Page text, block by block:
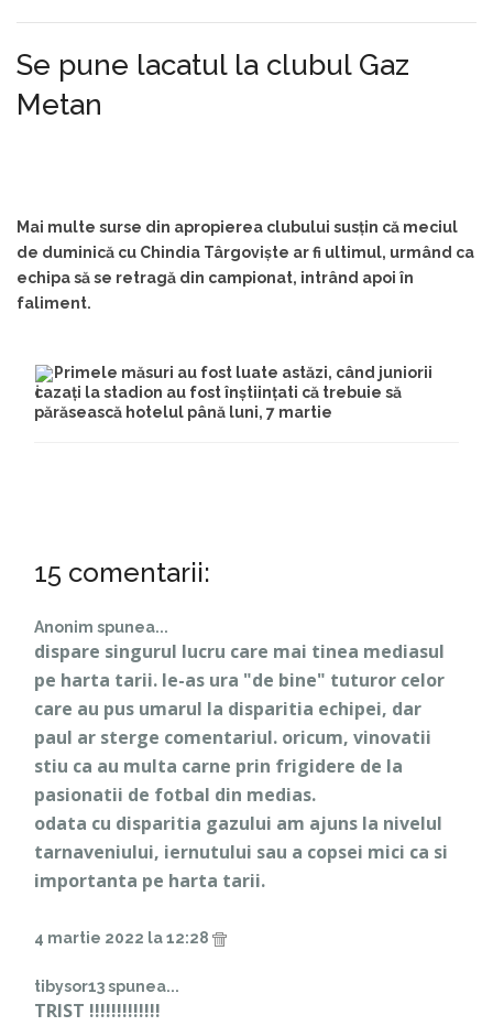
Se pune lacatul la clubul Gaz
Metan
Mai multe surse din apropierea clubului susțin că meciul
de duminică cu Chindia Târgoviște ar fi ultimul, urmând ca
echipa să se retragă din campionat, intrând apoi în
faliment.
Primele măsuri au fost luate astăzi, când juniorii
cazați la stadion au fost înștiințati că trebuie să
părăsească hotelul până luni, 7 martie
15 comentarii:
Anonim spunea...
dispare singurul lucru care mai tinea mediasul
pe harta tarii. le-as ura "de bine" tuturor celor
care au pus umarul la disparitia echipei, dar
paul ar sterge comentariul. oricum, vinovatii
stiu ca au multa carne prin frigidere de la
pasionatii de fotbal din medias.
odata cu disparitia gazului am ajuns la nivelul
tarnaveniului, iernutului sau a copsei mici ca si
importanta pe harta tarii.
4 martie 2022 la 12:28
tibysor13 spunea...
TRIST !!!!!!!!!!!!!